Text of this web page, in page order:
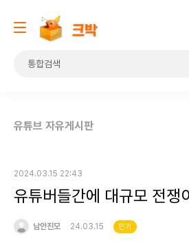
유튜브 자유게시판
2024.03.15 22:43
유튜버들간에 대규모 전쟁
남안진모 24.03.15 인기